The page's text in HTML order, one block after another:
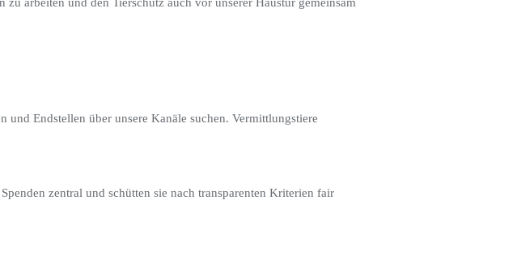
Endstellen über unsere Kanäle suchen. Vermittlungstiere
zentral und schütten sie nach transparenten Kriterien fair